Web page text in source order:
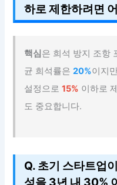
하로 제한하려면
핵심 은 희석 방지 조항
균 희석률은20%이지
설정으로15% 이하로
도 중요합니다.
Q. 초기 스타트업